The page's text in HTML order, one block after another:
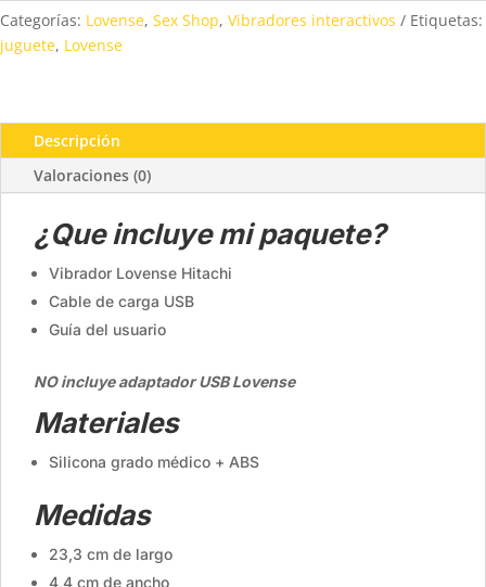
Categorías: Lovense, Sex Shop, Vibradores interactivos
Etiquetas:
juguete, Lovense
Descripción
Valoraciones (0)
¿Que incluye mi paquete?
Vibrador Lovense Hitachi
Cable de carga USB
Guía del usuario
NO incluye adaptador USB Lovense
Materiales
Silicona grado médico + ABS
Medidas
23,3 cm de largo
4,4 cm de ancho